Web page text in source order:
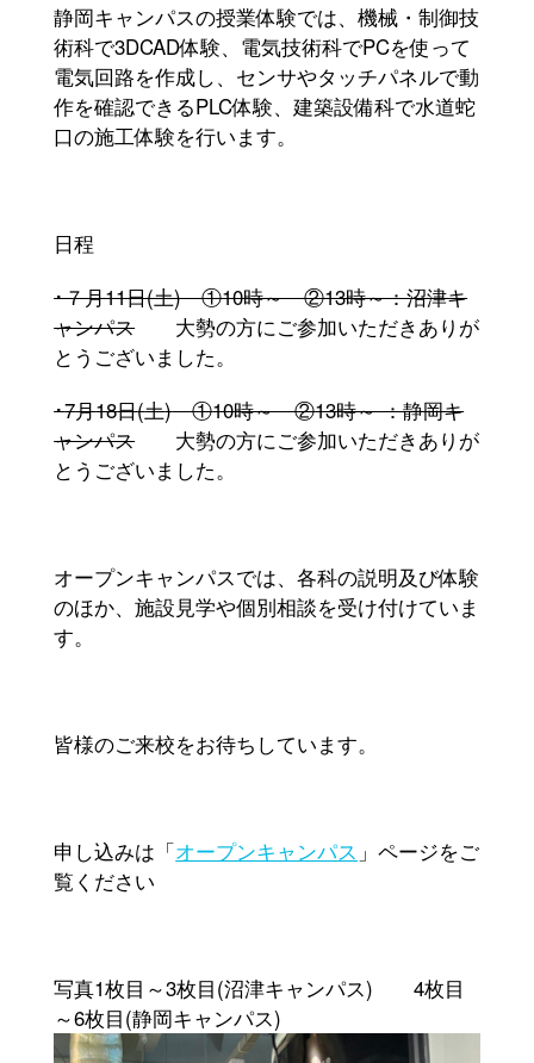
静岡キャンパスの授業体験では、機械・制御技
術科で3DCAD体験、電気技術科でPCを使って
電気回路を作成し、センサやタッチパネルで動
作を確認できるPLC体験、建築設備科で水道蛇
口の施工体験を行います。
日程
･７月11日(土) ①10時～ ②13時～：沼津キ
ャンパス
大勢の方にご参加いただきありが
とうございました。
･7月18日(土)①10時～ ②13時～ ：静岡キ
ャンパス
大勢の方にご参加いただきありが
とうございました。
オープンキャンパスでは、各科の説明及び体験
のほか、施設見学や個別相談を受け付けていま
す。
皆様のご来校をお待ちしています。
申し込みは「オープンキャンパス 」ページをご
覧ください
写真1枚目～3枚目(沼津キャンパス) 4枚目
～6枚目(静岡キャンパス)